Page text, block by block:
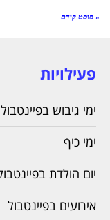
« פוסט קודם
פעילויות
ימי גיבוש בפיינטבול
ימי כיף
יום הולדת
אירועים בפיינטבול